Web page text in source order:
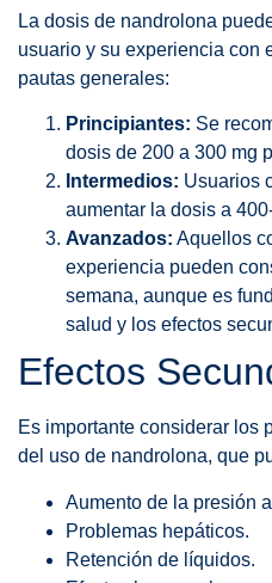
La dosis de nandrolona
usuario y su experiencia con
pautas generales:
Principiantes: Se
dosis de 200 a 300 mg
Intermedios: Usuarios
aumentar la dosis a
Avanzados: Aquellos
experiencia pueden
semana, aunque es
salud y los efectos
Efectos
Es importante considerar los
del uso de nandrolona, que
Aumento de la presión
Problemas hepáticos.
Retención de líquidos.